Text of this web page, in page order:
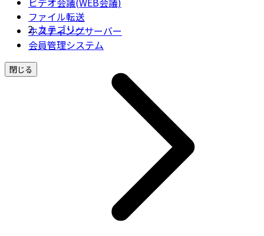
ファイル転送
ホスティングサーバー
会員管理システム
閉じる
カテゴリー